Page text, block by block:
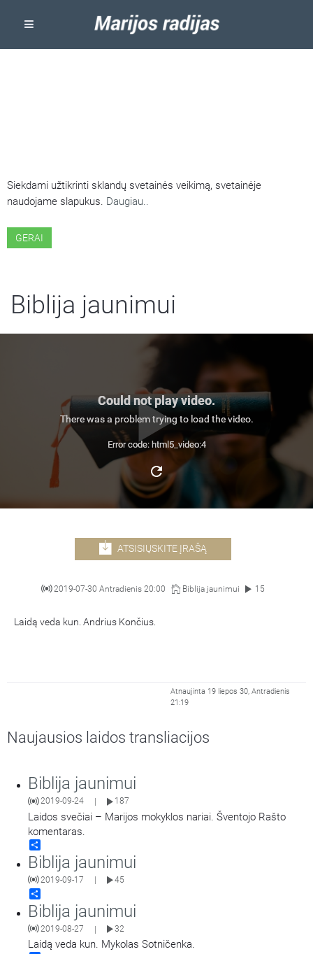
Siekdami užtikrinti sklandų svetainės veikimą, svetainėje
naudojame slapukus. Daugiau..
GERAI
Biblija jaunimui
Could not play video.
There was a problem trying to load the video.
Error code: html5_video:4
ATSISIŲSKITE ĮRAŠĄ
2019-07-30 Antradienis 20:00 Biblija jaunimui 15
Laidą veda kun. Andrius Končius.
Atnaujinta 19 liepos 30, Antradienis
21:19
Naujausios laidos transliacijos
Biblija jaunimui
2019-09-24 187
Laidos svečiai – Marijos mokyklos nariai. Šventojo Rašto
komentaras.
Biblija jaunimui
2019-09-17 45
Biblija jaunimui
2019-08-27 | 32
Laidą veda kun. Mykolas Sotničenka.